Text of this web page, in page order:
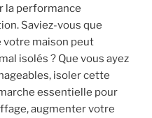
la performance
Saviez-vous que
votre maison peut
isolés ? Que vous ayez
isoler cette
essentielle pour
augmenter votre